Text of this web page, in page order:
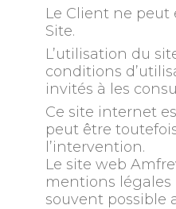
Le Client ne
Site.
L’utilisation du
conditions
invités à les
Ce site internet
peut être
l’intervention.
Le site web
mentions légales
souvent possible